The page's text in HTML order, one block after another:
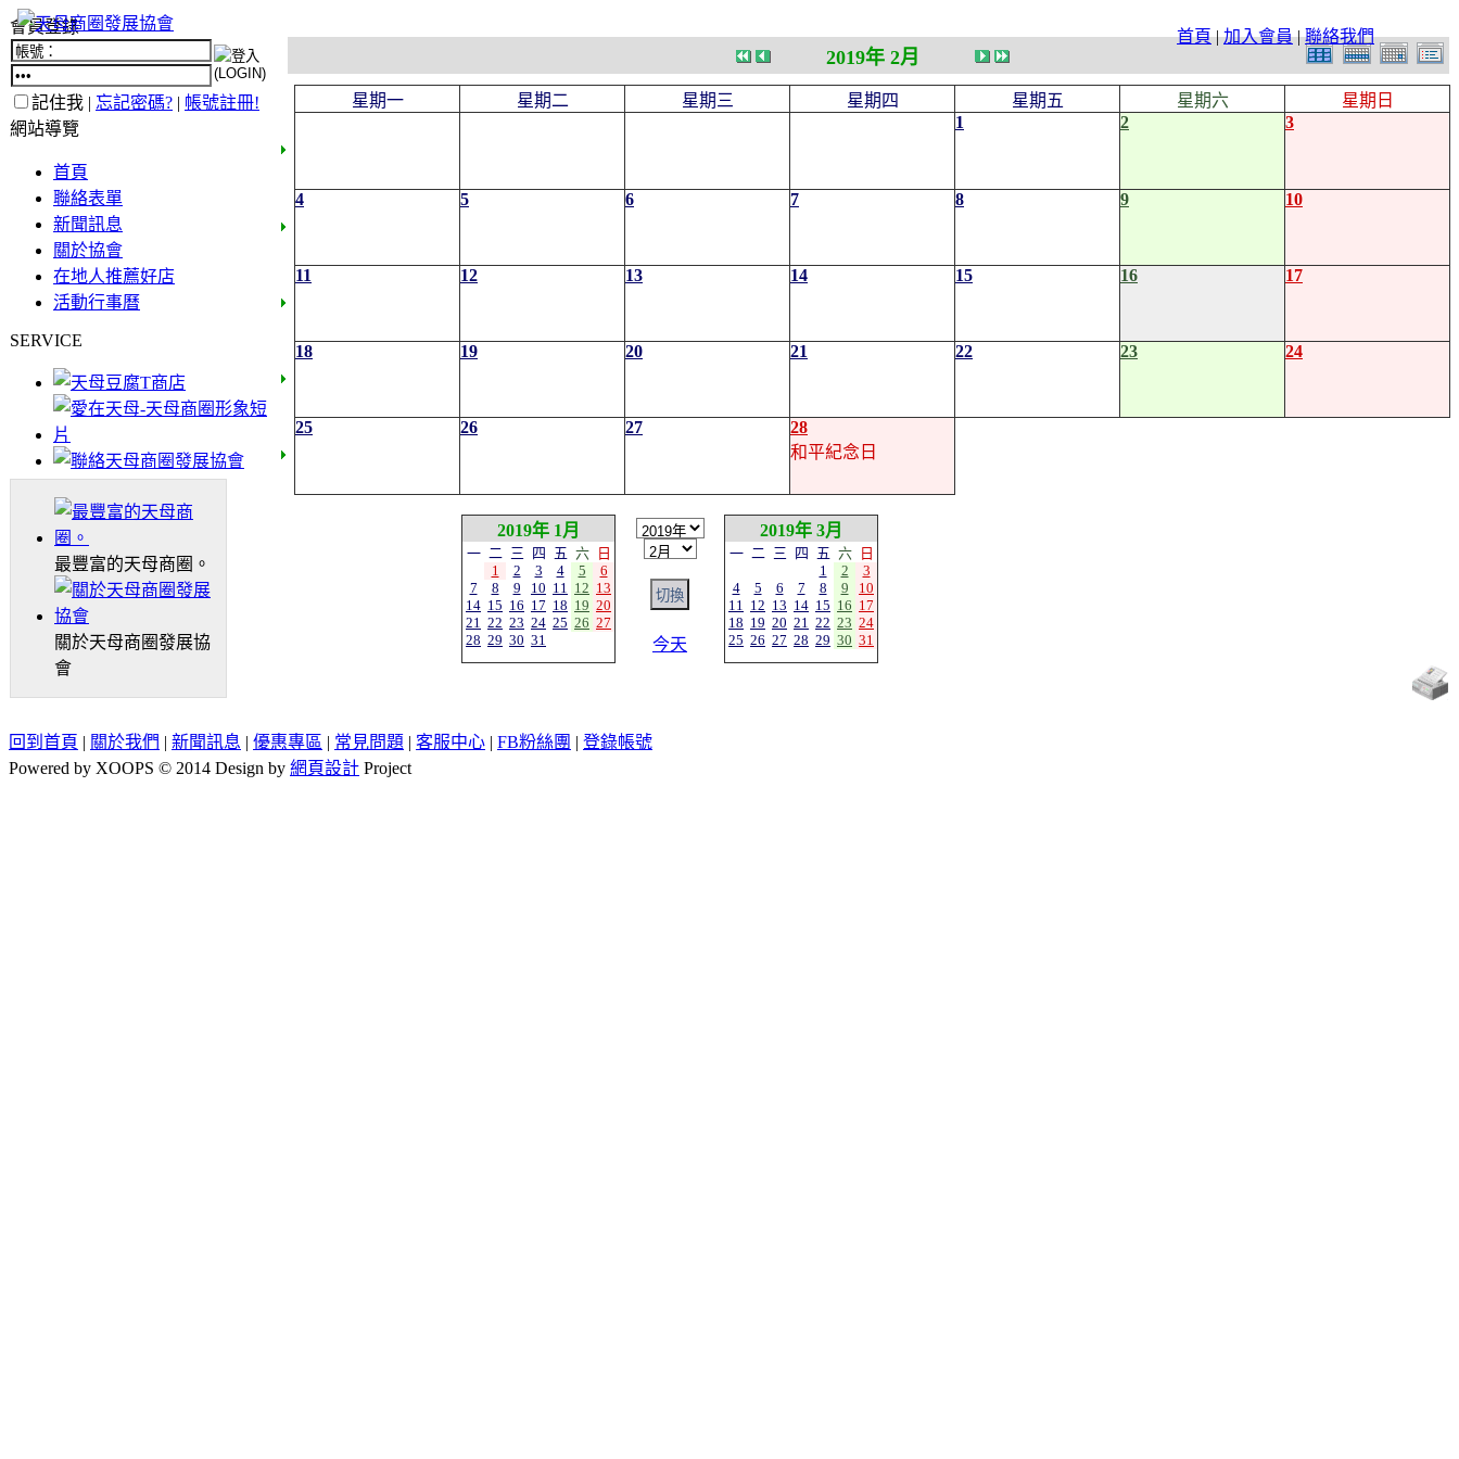
首頁|加入會員|聯絡我們
會員登錄
記住我 | 忘記密碼? | 帳號註冊!
網站導覽
首頁
聯絡表單
新聞訊息
關於協會
在地人推薦好店
活動行事曆
SERVICE
最豐富的天母商圈。
關於天母商圈發展協
會
2019年 2月
星期一 星期二 星期三 星期四 星期五 星期六
星期日
1
2 3
4 5 6 7 8 9 10
11 12 13 14 15 16 17
18 19 20 21 22 23 24
25 26 27
28
和平紀念日
2019年 1月
一 二 三 四 五 六
日
1
2 3 4 5
6
7
8 9 10 11 12 13
14 15 16 17 18 19 20
21 22 23 24 25 26 27
28 29 30 31 今天
2019年 3月
一 二 三 四 五 六
日
1
2
3
4
5 6 7 8 9
10
11 12 13 14 15 16 17
18 19 20 21 22 23 24
25 26 27 28 29 30 31
回到首頁 | 關於我們 | 新聞訊息 | 優惠專區 | 常見問題 | 客服中心 | FB粉絲團 | 登錄帳號
Powered by XOOPS © 2014 Design by 網頁設計 Project